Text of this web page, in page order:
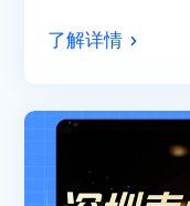
了解详情